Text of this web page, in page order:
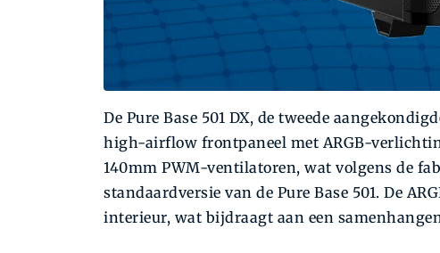
De Pure Base 501 DX, de tweede
high-airflow frontpaneel met ARGB-
140mm PWM-ventilatoren, wat volgens de
standaardversie van de Pure Base 501. De
interieur, wat bijdraagt aan een